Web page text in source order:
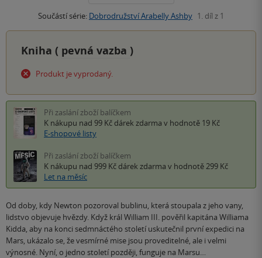
Součástí série: Dobrodružství Arabelly Ashby 1. díl z 1
Kniha ( pevná vazba )
Produkt je vyprodaný.
Při zaslání zboží balíčkem
K nákupu nad 99 Kč dárek zdarma v hodnotě 19 Kč
E-shopové listy
Při zaslání zboží balíčkem
K nákupu nad 999 Kč dárek zdarma v hodnotě 299 Kč
Let na měsíc
Od doby, kdy Newton pozoroval bublinu, která stoupala z jeho vany,
lidstvo objevuje hvězdy. Když král William III. pověřil kapitána Williama
Kidda, aby na konci sedmnáctého století uskutečnil první expedici na
Mars, ukázalo se, že vesmírné mise jsou proveditelné, ale i velmi
výnosné. Nyní, o jedno století později, funguje na Marsu…